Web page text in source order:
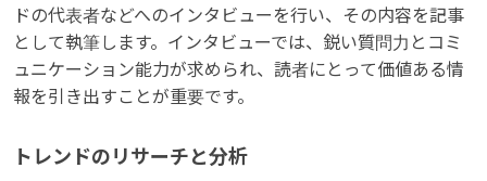
ドの代表者などへのインタビューを行い、その内容を記事
として執筆します。インタビューでは、鋭い質問力とコミ
ュニケーション能力が求められ、読者にとって価値ある情
報を引き出すことが重要です。
トレンドのリサーチと分析